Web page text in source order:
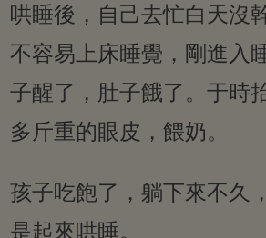
哄睡後，自己去忙白天沒
不容易上床睡覺，剛進入
子醒了，肚子餓了。于時
多斤重的眼皮，餵奶。
孩子吃飽了，躺下來不久
是起來哄睡。